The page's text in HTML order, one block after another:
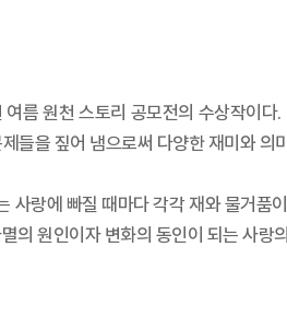
름 원천 스토리 공모전의 수상작이
들을 짚어 냄으로써 다양한 재미와 의
랑에 빠질 때마다 각각 재와 물거품
의 원인이자 변화의 동인이 되는 사랑